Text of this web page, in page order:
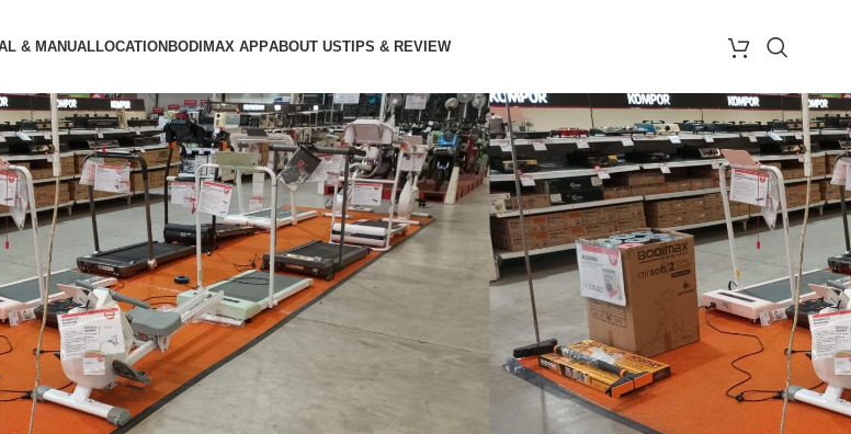
& MANUALLOCATIONBODIMAX APPABOUT USTIPS & REVIEW